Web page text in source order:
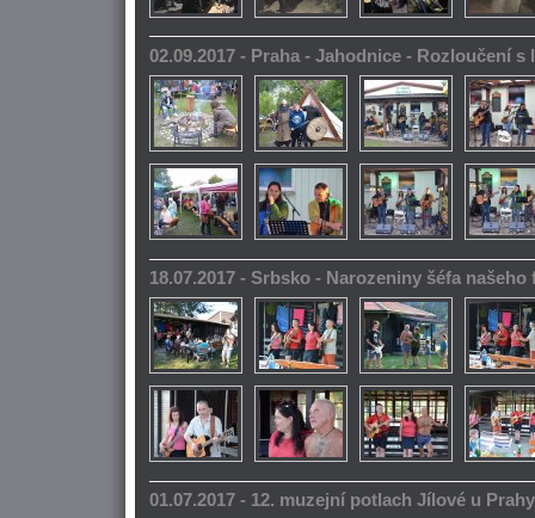
02.09.2017 - Praha - Jahodnice - Rozloučení s
18.07.2017 - Srbsko - Narozeniny šéfa našeho
01.07.2017 - 12. muzejní potlach Jílové u Prahy